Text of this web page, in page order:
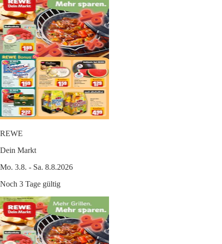
REWE
Dein Markt
Mo. 3.8. - Sa. 8.8.2026
Noch 3 Tage gültig